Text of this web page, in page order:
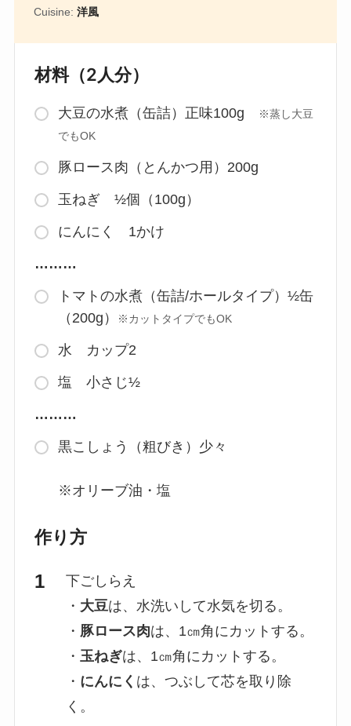
Cuisine: 洋風
材料（2人分）
大豆の水煮（缶詰）正味100g
※蒸し大豆
でもOK
豚ロース肉（とんかつ用）200g
玉ねぎ ½個（100g）
にんにく 1かけ
………
トマトの水煮（缶詰/ホールタイプ）½缶
（200g）
※カットタイプでもOK
水 カップ2
塩 小さじ½
………
黒こしょう（粗びき）少々
※オリーブ油・塩
作り方
下ごしらえ
・ 大豆は、水洗いして水気を切る。
・ 豚ロース肉は、1㎝角にカットする。
・ 玉ねぎは、1㎝角にカットする。
・ にんにく は、つぶして芯を取り除
く。